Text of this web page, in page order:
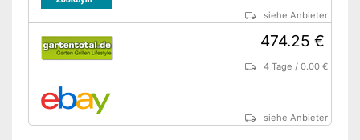
siehe Anbieter
474.25 €
4 Tage /0.00 €
siehe Anbieter